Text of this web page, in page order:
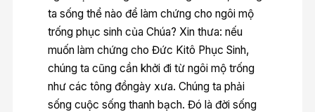
ta sống thể nào để làm chứng cho ngôi mộ
trống phục sinh của Chúa? Xin thưa: nếu
muốn làm chứng cho Đức Kitô Phục Sinh,
chúng ta cũng cần khởi đi từ ngôi mộ trống
như các tông đồngày xưa. Chúng ta phải
sống cuộc sống thanh bạch. Đó là đời sống